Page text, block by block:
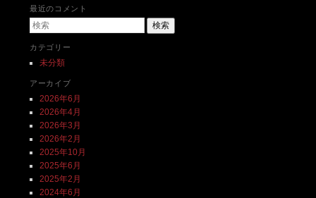
最近のコメント
検索
カテゴリー
未分類
アーカイブ
2026年6月
2026年4月
2026年3月
2026年2月
2025年10月
2025年6月
2025年2月
2024年6月